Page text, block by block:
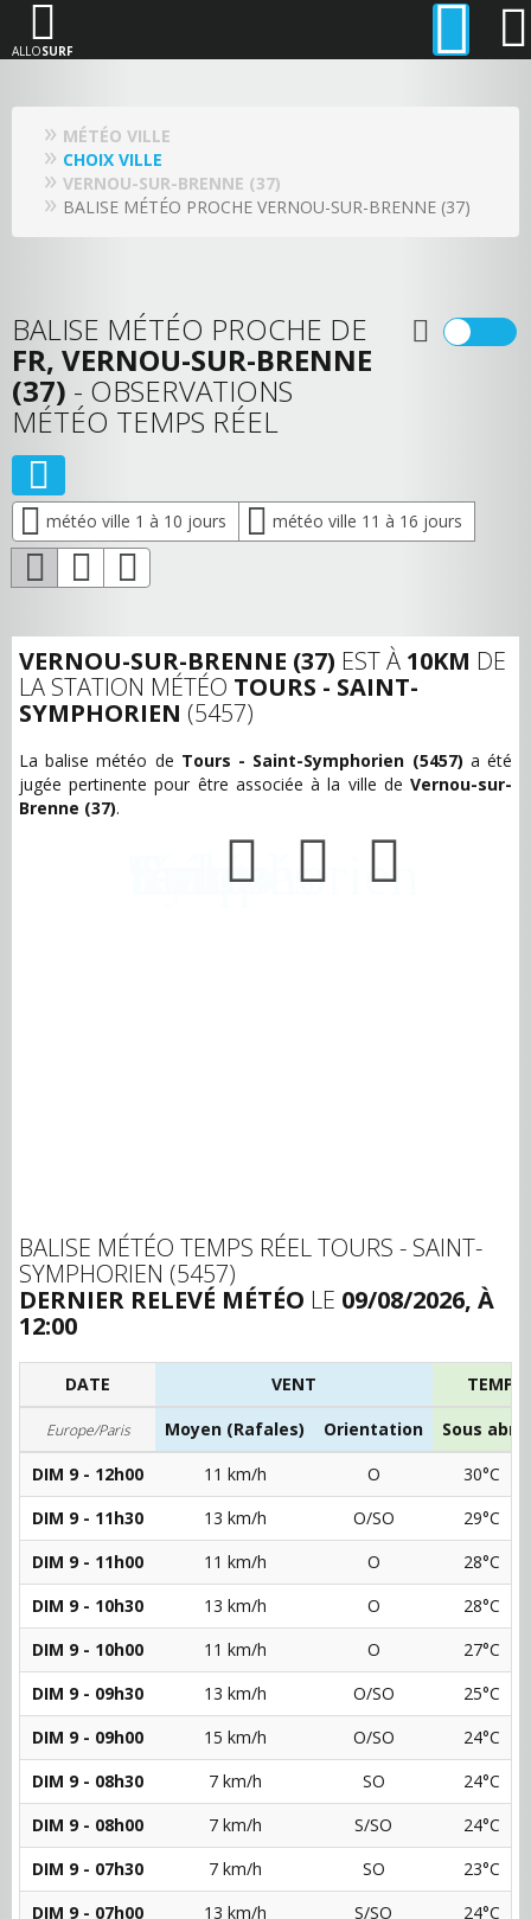
ALLOSURF
MÉTÉO VILLE
CHOIX VILLE
VERNOU-SUR-BRENNE (37)
BALISE MÉTÉO PROCHE VERNOU-SUR-BRENNE (37)
BALISE MÉTÉO PROCHE DE
FR, VERNOU-SUR-BRENNE
(37) - OBSERVATIONS
MÉTÉO TEMPS RÉEL
météo ville 1 à 10 jours météo ville 11 à 16 jours
VERNOU-SUR-BRENNE (37) EST À 10KM DE
LA STATION MÉTÉO TOURS - SAINT-
SYMPHORIEN (5457)
La balise météo de Tours - Saint-Symphorien (5457) a été
jugée pertinente pour être associée à la ville de Vernou-sur-
Brenne (37).
BALISE MÉTÉO TEMPS RÉEL TOURS - SAINT-
SYMPHORIEN (5457)
DERNIER RELEVÉ MÉTÉO LE 09/08/2026, À
12:00
DATE VENT
Europe/Paris Moyen (Rafales) Orientation
Sous abri
DIM 9 - 12h00
11 km/h O
30°C
DIM 9 - 11h30
13 km/h O/SO
29°C
DIM 9 - 11h00
11 km/h O
28°C
DIM 9 - 10h30
13 km/h O
28°C
DIM 9 - 10h00
11 km/h O
27°C
DIM 9 - 09h30
13 km/h O/SO
25°C
DIM 9 - 09h00
15 km/h O/SO
24°C
DIM 9 - 08h30
7 km/h SO
24°C
DIM 9 - 08h00
7 km/h S/SO
24°C
DIM 9 - 07h30
7 km/h SO
23°C
DIM 9 - 07h00
13 km/h S/SO
24°C